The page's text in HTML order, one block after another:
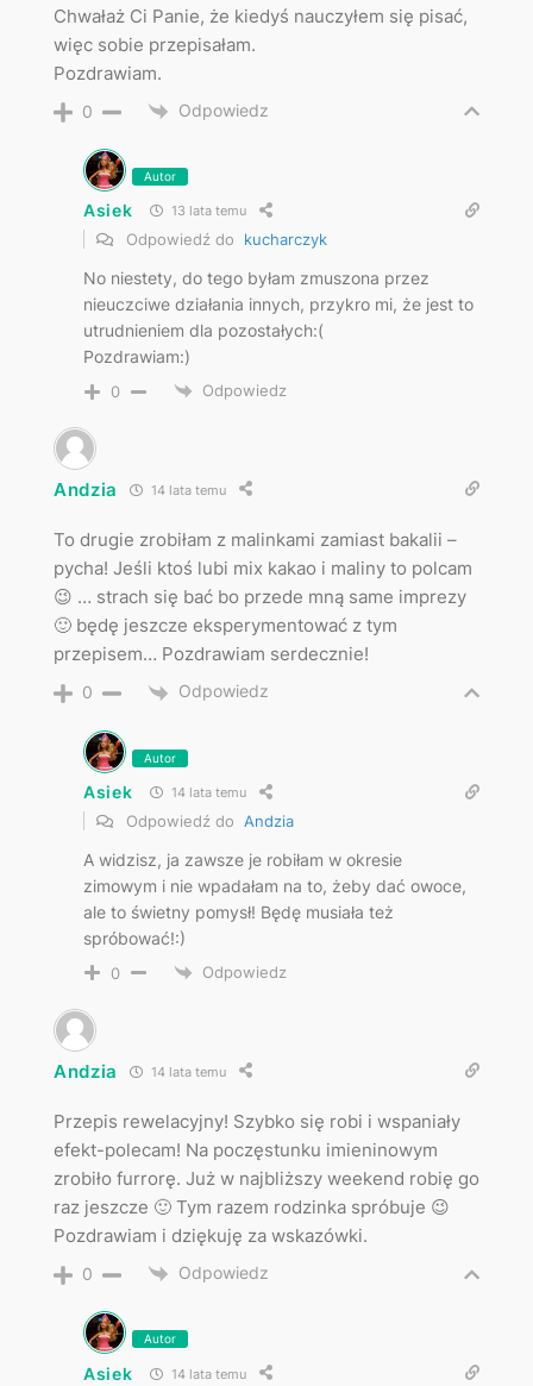
Chwałaż Ci Panie, że kiedyś nauczyłem się pisać,
więc sobie przepisałam.
Pozdrawiam.
0 Odpowiedz
Autor
Asiek 13 lata temu
Odpowiedź do kucharczyk
No niestety, do tego byłam zmuszona przez
nieuczciwe działania innych, przykro mi, że jest to
utrudnieniem dla pozostałych:(
Pozdrawiam:)
0 Odpowiedz
Andzia 14 lata temu
To drugie zrobiłam z malinkami zamiast bakalii –
pycha! Jeśli ktoś lubi mix kakao i maliny to polcam
😉 … strach się bać bo przede mną same imprezy
🙂 będę jeszcze eksperymentować z tym
przepisem… Pozdrawiam serdecznie!
0 Odpowiedz
Autor
Asiek 14 lata temu
Odpowiedź do Andzia
A widzisz, ja zawsze je robiłam w okresie
zimowym i nie wpadałam na to, żeby dać owoce,
ale to świetny pomysł! Będę musiała też
spróbować!:)
0 Odpowiedz
Andzia 14 lata temu
Przepis rewelacyjny! Szybko się robi i wspaniały
efekt-polecam! Na poczęstunku imieninowym
zrobiło furrorę. Już w najbliższy weekend robię go
raz jeszcze 🙂 Tym razem rodzinka spróbuje 😉
Pozdrawiam i dziękuję za wskazówki.
0 Odpowiedz
Autor
Asiek 14 lata temu